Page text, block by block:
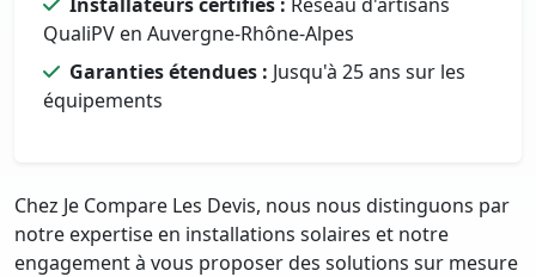
QualiPV en Auvergne-Rhône-Alpes
Garanties étendues : Jusqu'à 25 ans sur les
équipements
Chez Je Compare Les Devis, nous nous distinguons par
notre expertise en installations solaires et notre
engagement à vous proposer des solutions sur mesure